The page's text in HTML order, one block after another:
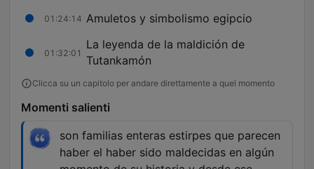
01:24:14 Amuletos y simbolismo egipcio
01:32:01
La leyenda de la maldición de
Tutankamón
Clicca su un capitolo per andare direttamente a quel momento
Momenti salienti
son familias enteras estirpes que parecen
haber el haber sido maldecidas en algún